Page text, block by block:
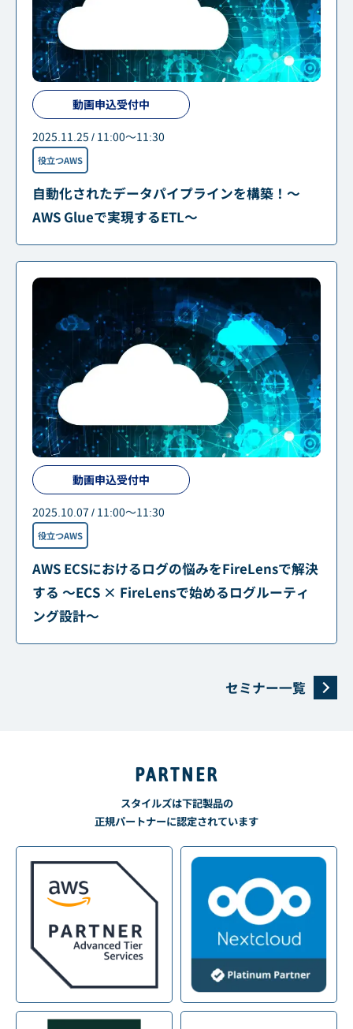
動画申込受付中
2025.11.25 / 11:00～11:30
役立つAWS
自動化されたデータパイプラインを構築！～
AWS Glueで実現するETL～
動画申込受付中
2025.10.07 / 11:00～11:30
役立つAWS
AWS ECSにおけるログの悩みをFireLensで解決
する ～ECS × FireLensで始めるログルーティ
ング設計～
セミナー一覧
PARTNER
スタイルズは下記製品の
正規パートナーに認定されています